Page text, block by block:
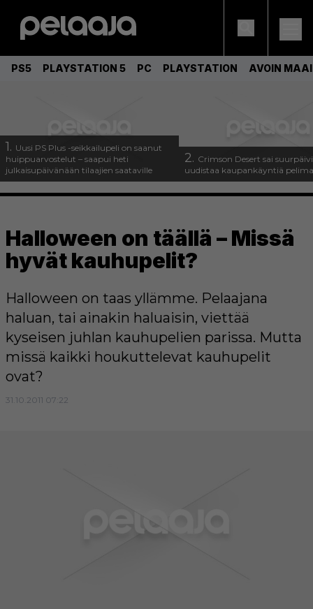
PS5 PLAYSTATION 5 PC PLAYSTATION AVOIN
1. Uusi PS Plus -seikkailupeli on saanut
huippuarvostelut – saapui heti
julkaisupäivänään tilaajien saataville
2. Crimson Desert sai
uudistaa kaupankäyntiä
Halloween on täällä – Missä
hyvät kauhupelit?
Halloween on taas yllämme. Pelaajana
haluan, tai ainakin haluaisin, viettää
kyseisen juhlan kauhupelien parissa. Mutta
missä kaikki houkuttelevat kauhupelit
ovat?
31.10.2011 07:22